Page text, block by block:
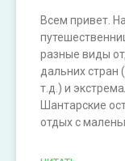
Всем привет.
разные виды
дальних стран
т.д.) и
Шантарские
отдых с